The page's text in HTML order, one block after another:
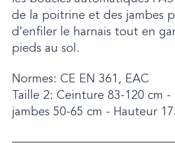
de la poitrine et des jambes
d'enfiler le harnais tout en
pieds au sol.
Normes: CE EN 361, EAC
Taille 2: Ceinture 83-120 cm -
jambes 50-65 cm - Hauteur